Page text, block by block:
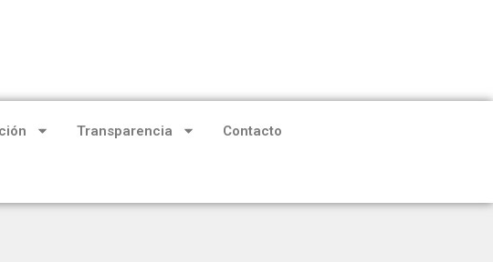
Transparencia Contacto